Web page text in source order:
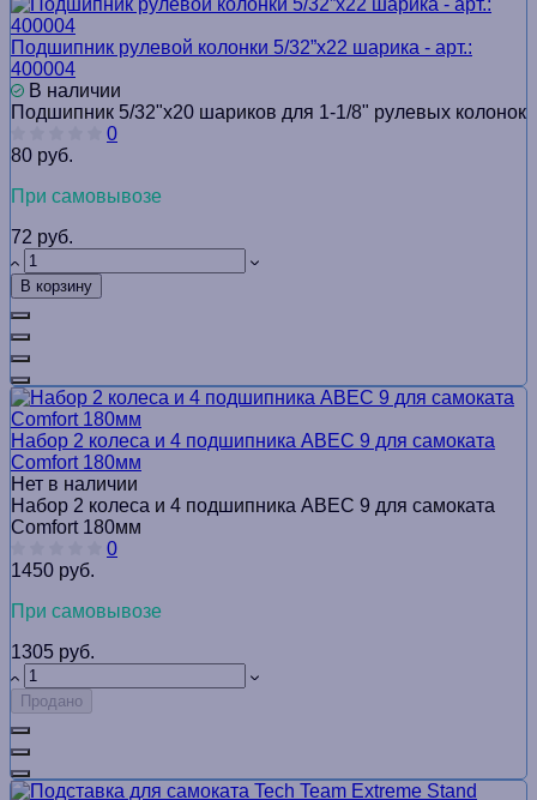
Подшипник рулевой колонки 5/32”x22 шарика - арт.:
400004
В наличии
Подшипник 5/32"х20 шариков для 1-1/8" рулевых колонок
0
80 руб.
При самовывозе
72 руб.
В корзину
Набор 2 колеса и 4 подшипника ABEC 9 для самоката
Comfort 180мм
Нет в наличии
Набор 2 колеса и 4 подшипника ABEC 9 для самоката
Comfort 180мм
0
1450 руб.
При самовывозе
1305 руб.
Продано